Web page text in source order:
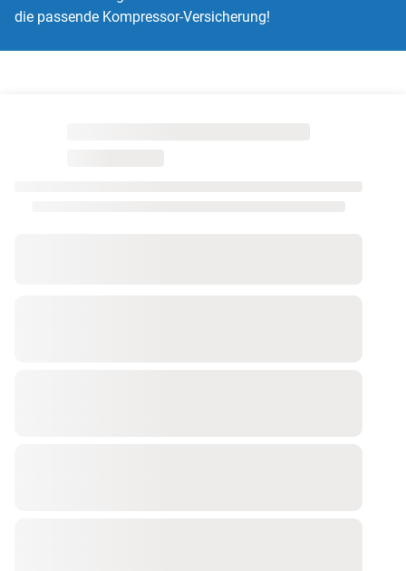
die passende Kompressor-Versicherung!